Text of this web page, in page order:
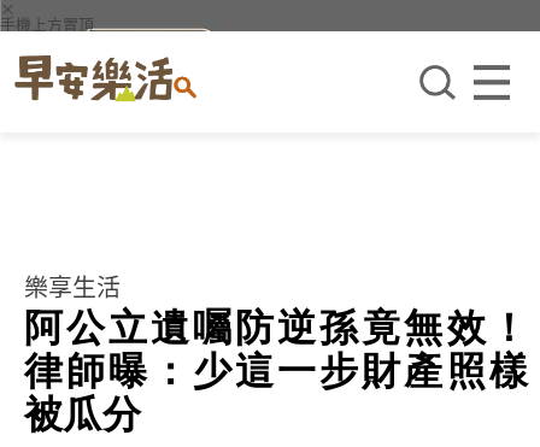
×
手機上方置頂
樂享生活
阿公立遺囑防逆孫竟無效！
律師曝：少這一步財產照樣
被瓜分